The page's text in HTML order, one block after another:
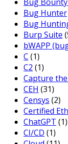
Bug Hunter
Bug
Burp Suite
bWAPP
C (1)
C2 (1)
Capture
CEH (31)
Censys (2)
Certified
ChatGPT (1)
CI/CD (1)